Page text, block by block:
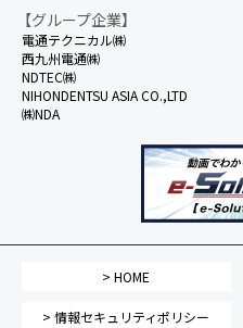
【グループ企業】
電通テクニカル㈱
西九州電通㈱
NDTEC㈱
NIHONDENTSU ASIA CO.,LTD
㈱NDA
> HOME
> 情報セキュリティポリシー